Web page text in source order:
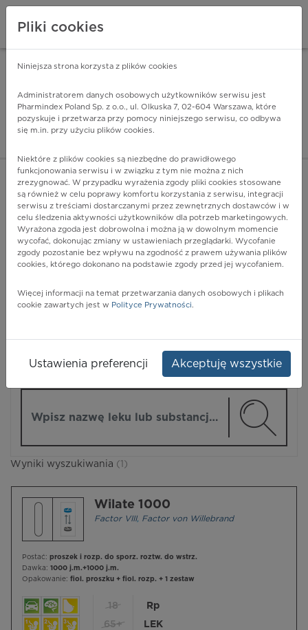
Pharmindex - lider
ZALOGUJ SIĘ
POKAŻ FILTRY
Pharmindex
Wyniki wyszukiwania (1)
Wilate 1000
Factor VIII, Factor von Willebrand
Postać: proszek i rozp. do sporz. roztw. do wstrz.
Dawka: 1000 j.m.+1000 j.m.
Opakowanie: fiol. proszku + fiol. rozp. + 1 zestaw
18
65+
Rp
LEK
Pliki cookies
Niniejsza strona korzysta z plików cookies
Administratorem danych osobowych użytkowników serwisu jest
Pharmindex Poland Sp. z o.o., ul. Olkuska 7, 02-604 Warszawa, które
pozyskuje i przetwarza przy pomocy niniejszego serwisu, co odbywa
się m.in. przy użyciu plików cookies.
Niektóre z plików cookies są niezbędne do prawidłowego
funkcjonowania serwisu i w związku z tym nie można z nich
zrezygnować. W przypadku wyrażenia zgody pliki cookies stosowane
są również w celu poprawy komfortu korzystania z serwisu, integracji
serwisu z treściami dostarczanymi przez zewnętrznych dostawców i w
celu śledzenia aktywności użytkowników dla potrzeb marketingowych.
Wyrażona zgoda jest dobrowolna i można ją w dowolnym momencie
wycofać, dokonując zmiany w ustawieniach przeglądarki. Wycofanie
zgody pozostanie bez wpływu na zgodność z prawem używania plików
cookies, którego dokonano na podstawie zgody przed jej wycofaniem.
Więcej informacji na temat przetwarzania danych osobowych i plikach
cookie zawartych jest w Polityce Prywatności.
Ustawienia preferencji Akceptuję wszystkie
ZA DARMO - w Google Play INSTALUJ